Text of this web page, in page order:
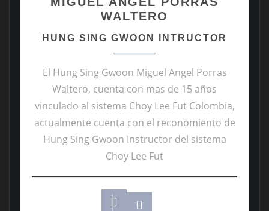
WALTERO
HUNG SING GWOON INTRUCTOR
El Hung Sing Gwoon Miguel Angel Porras
Waltero, cuenta con mas de 15 años
vinculado al sistema Choy Lee Fut Colombia,
actualmente cuenta con el reconomiento de
Hung Sing Gwoon Instructor del sistema
Choy Lee Fut